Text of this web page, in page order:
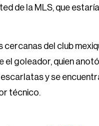
de la MLS, que
cercanas del club
el goleador, quien
y se
técnico.